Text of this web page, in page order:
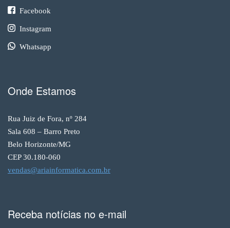
Facebook
Instagram
Whatsapp
Onde Estamos
Rua Juiz de Fora, nº 284
Sala 608 – Barro Preto
Belo Horizonte/MG
CEP 30.180-060
vendas@ariainformatica.com.br
Receba notícias no e-mail